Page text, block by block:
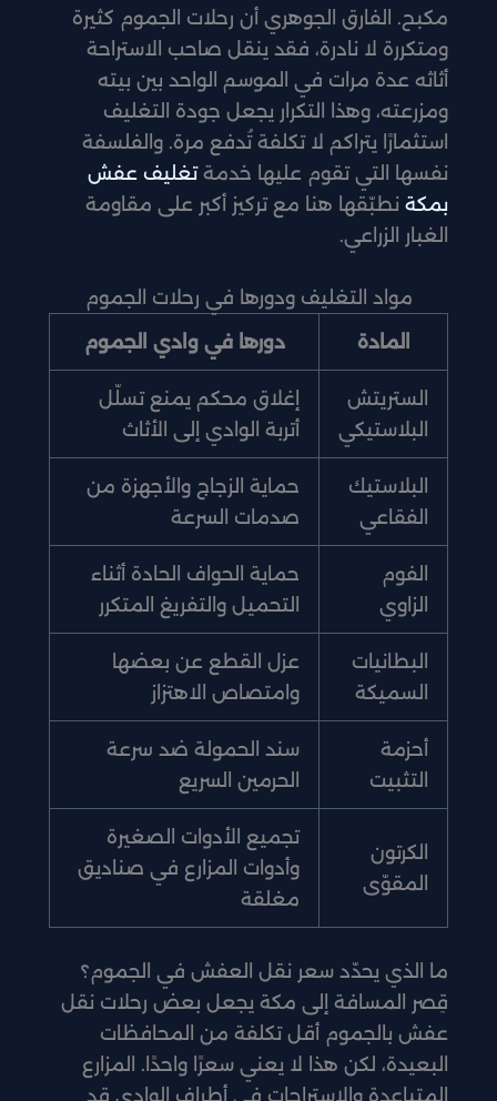
مكبح. الفارق الجوهري أن رحلات الجموم كثيرة
ومتكررة لا نادرة، فقد ينقل صاحب الاستراحة
أثاثه عدة مرات في الموسم الواحد بين بيته
ومزرعته، وهذا التكرار يجعل جودة التغليف
استثمارًا يتراكم لا تكلفة تُدفع مرة. والفلسفة
نفسها التي تقوم عليها خدمةتغليف عفش
بمكةنطبّقها هنا مع تركيز أكبر على مقاومة
الغبار الزراعي.
مواد التغليف ودورها في رحلات الجموم
المادة
دورها في وادي الجموم
الستريتش
البلاستيكي
إغلاق محكم يمنع تسلّل
أتربة الوادي إلى الأثاث
البلاستيك
الفقاعي
حماية الزجاج والأجهزة من
صدمات السرعة
الفوم
الزاوي
حماية الحواف الحادة أثناء
التحميل والتفريغ المتكرر
البطانيات
السميكة
عزل القطع عن بعضها
وامتصاص الاهتزاز
أحزمة
التثبيت
سند الحمولة ضد سرعة
الحرمين السريع
الكرتون
المقوّى
تجميع الأدوات الصغيرة
وأدوات المزارع في صناديق
مغلقة
ما الذي يحدّد سعر نقل العفش في الجموم؟
قِصر المسافة إلى مكة يجعل بعض رحلات نقل
عفش بالجموم أقل تكلفة من المحافظات
البعيدة، لكن هذا لا يعني سعرًا واحدًا. المزارع
المتباعدة والاستراحات في أطراف الوادي قد